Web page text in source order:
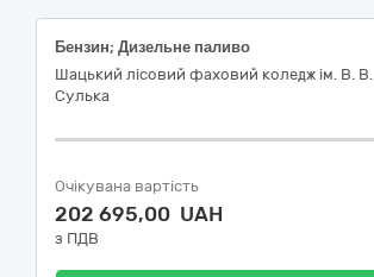
Бензин; Дизельне паливо
Шацький лісовий фаховий коледж ім. В. В.
Сулька
Очікувана вартість
202 695,00 UAH
з ПДВ